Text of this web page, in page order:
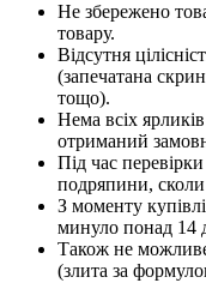
Не збережено
товару.
Відсутня
(запечатана
тощо).
Нема всіх
отриманий
Під час
подряпини,
З моменту
минуло понад 14
Також не
(злита за